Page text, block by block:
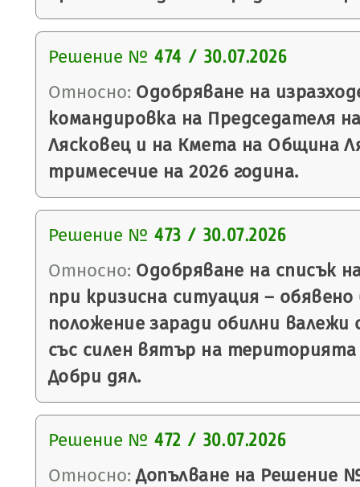
Решение № 474 / 30.07.2026
Относно: Одобряване на
командировка на Председателя
Лясковец и на Кмета на Община
тримесечие на 2026 година.
Решение № 473 / 30.07.2026
Относно: Одобряване на списък
при кризисна ситуация –
положение заради обилни
със силен вятър на територията
Добри дял.
Решение № 472 / 30.07.2026
Относно: Допълване на Решение